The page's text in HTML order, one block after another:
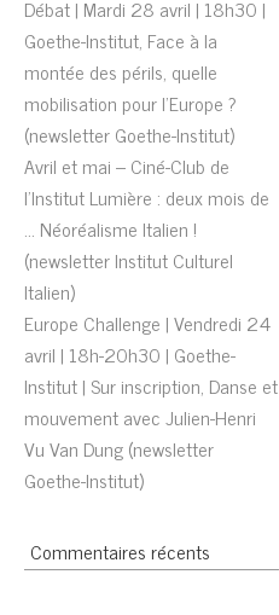
Débat | Mardi 28 avril | 18h30 |
Goethe-Institut, Face à la
montée des périls, quelle
mobilisation pour l’Europe ?
(newsletter Goethe-Institut)
Avril et mai – Ciné-Club de
l’Institut Lumière : deux mois de
… Néoréalisme Italien !
(newsletter Institut Culturel
Italien)
Europe Challenge | Vendredi 24
avril | 18h-20h30 | Goethe-
Institut | Sur inscription, Danse et
mouvement avec Julien-Henri
Vu Van Dung (newsletter
Goethe-Institut)
Commentaires récents